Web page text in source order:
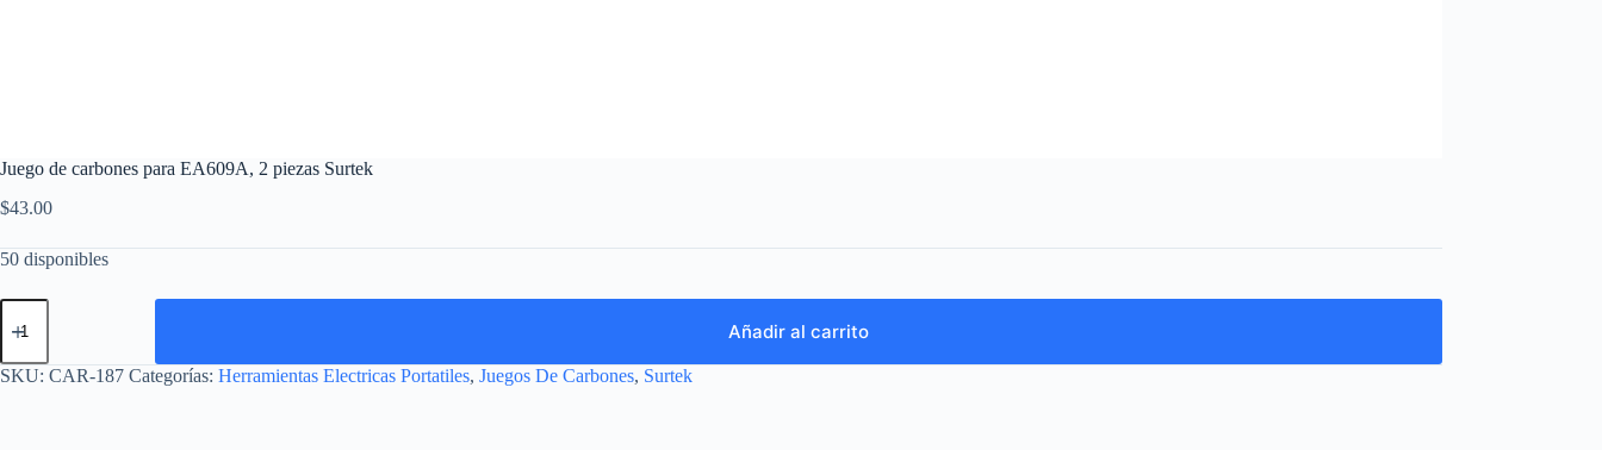
Juego de carbones para EA609A, 2 piezas Surtek
$43.00
50 disponibles
Juego
de
para
EA609A,
Añadir al carrito
SKU: CAR-187 Categorías: Herramientas Electricas Portatiles, Juegos De Carbones, Surtek